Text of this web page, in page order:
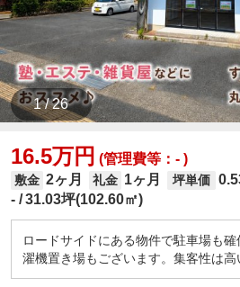
1 / 26
16.5万円 (管理費等：- )
敷金 2ヶ月 礼金 1ヶ月 坪単価
-
31.03坪(102.60㎡)
ロードサイドにある物件で駐車場も
濯機置き場もございます。集客性は